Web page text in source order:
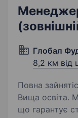
Глобал
8,2 км від
Повна
Вища освіта. Мрієш про компанію,
що гарантує